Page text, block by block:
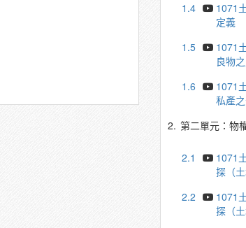
1.4
1071
定義
1.5
1071
良物
1.6
1071
私產
2. 第二單元：物
2.1
1071
探（
2.2
1071
探（